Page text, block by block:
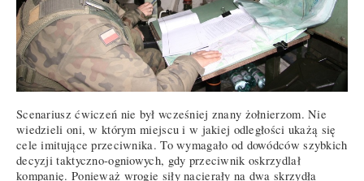
Scenariusz ćwiczeń nie był wcześniej znany żołnierzom. Nie
wiedzieli oni, w którym miejscu i w jakiej odległości ukażą się
cele imitujące przeciwnika. To wymagało od dowódców szybkich
decyzji taktyczno-ogniowych, gdy przeciwnik oskrzydlał
kompanię. Ponieważ wrogie siły nacierały na dwa skrzydła